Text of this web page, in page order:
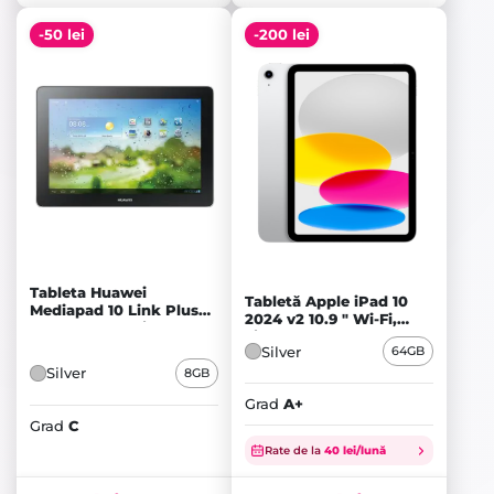
-50 lei
Tableta Huawei
Mediapad 10 Link Plus
8GB Cellular, Silver - C
Silver 8GB
Grad C
Prețul
-200 lei
Tabletă Apple iPad 10
2024 v2 10.9 " Wi-Fi,
Silver - A+
Silver
64GB
Grad A+
Rate de la 40 lei/lună
Prețul
inițial
Prețul